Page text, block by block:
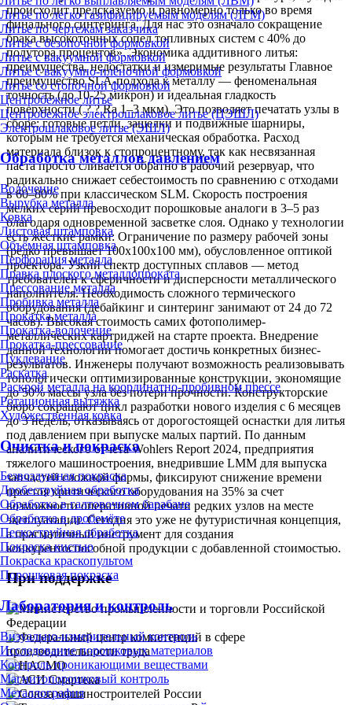
Литье по легко газифицируемым моделям (ЛГМ)
Литье по чертежам заказчика
Литье с безопочной формовкой
Литье с вакуумной формовкой
Литье с вакуумно-плёночной формовкой
Литье со стопочной формовкой
Центробежное литье
Центробежное электрошлаковое литье (ЦЭШЛ)
Электрошлаковое литье (ЭШЛ)
Обработка металлов давлением
Волочение
Вырубка металла
Ковка
Листовая штамповка
Объёмная штамповка
Перфорация металла
Правка плоского металлопроката
Прессование металла
Пробивка металла
Прокатка металла
Прокатка-волочение
Прокатка-прессование
Пуклевание
Раскатка
Раскрой металла на координатно-пробивном прессе
Ротационная вытяжка
Художественная ковка
Очистка и покраска
Безвоздушная покраска
Дробеструйная обработка
Обработка в галтовочном барабане
Обработка в дробемёте
Пескоструйная обработка
Покраска кистью
Покраска краскопультом
Порошковая покраска
Лаборатория и контроль
Визуально-измерительный контроль
Исследование порошковых материалов
Контроль проникающими веществами
Магнитопорошковый контроль
Металлография
происходит предсказуемо и равномерно только во время
финального синтеринга. Для нас это означало сокращение
брака высокоточных сопел топливных систем с 40% до
полутора процентов». Экономика аддитивного литья:
преимущества, недостатки и измеримые результаты Главное
преимущество SLA-подхода к металлу — феноменальная
точность (до 10-25 микрон) и идеальная гладкость
поверхности ( ? ? Ra 1–3 мкм). Это позволяет печатать узлы в
сборе: готовые петли, защелки и подвижные шарниры,
которым не требуется механическая обработка. Расход
материала близок к стопроцентному, так как несвязанная
паста просто сливается обратно в рабочий резервуар, что
радикально снижает себестоимость по сравнению с отходами
в 60–80% при классическом SLM. Скорость построения
мелких серий превосходит порошковые аналоги в 3–5 раз
благодаря одновременной засветке слоя. Однако у технологии
есть жесткие рамки: Ограничение по размеру рабочей зоны
(редко превышает 100х100х100 мм), обусловленное оптикой
проектора. Узкий спектр доступных сплавов — метод
требователен к сферичности и дисперсности металлического
наполнителя. Необходимость сложного термического
оборудования (дебайкинг и синтеринг занимают от 24 до 72
часов). Высокая стоимость самих фотополимер-
металлических картриджей на старте проекта. Внедрение
данной технологии помогает достичь конкретных бизнес-
результатов. Инженеры получают возможность реализовывать
топологически оптимизированные конструкции, экономящие
до 50% массы узла без потери прочности. Конструкторские
бюро сокращают цикл разработки нового изделия с 6 месяцев
до 3 недель, отказываясь от дорогостоящей оснастки для литья
под давлением при выпуске малых партий. По данным
аналитического отчета Wohlers Report 2024, предприятия
тяжелого машиностроения, внедрившие LMM для выпуска
запчастей сложной формы, фиксируют снижение времени
простоя критического оборудования на 35% за счет
возможности оперативной печати редких узлов на месте
эксплуатации. Сегодня это уже не футуристичная концепция,
а прагматичный инструмент для создания
конкурентоспособной продукции с добавленной стоимостью.
При поддержке